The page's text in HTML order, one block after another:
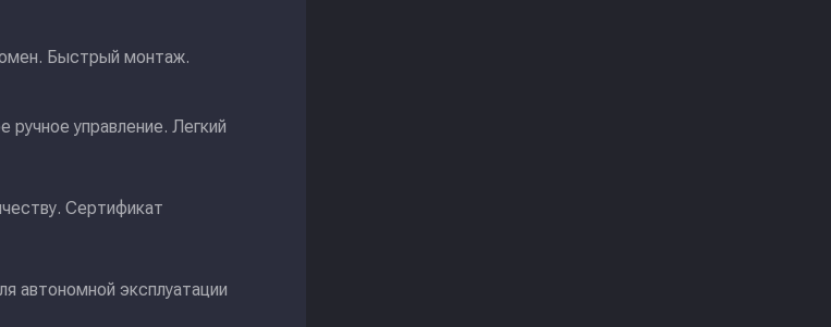
Быстрый монтаж.
управление. Легкий
Сертификат
автономной эксплуатации